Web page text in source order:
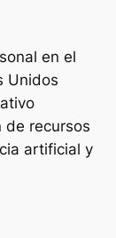
en el
Unidos
de recursos
artificial y